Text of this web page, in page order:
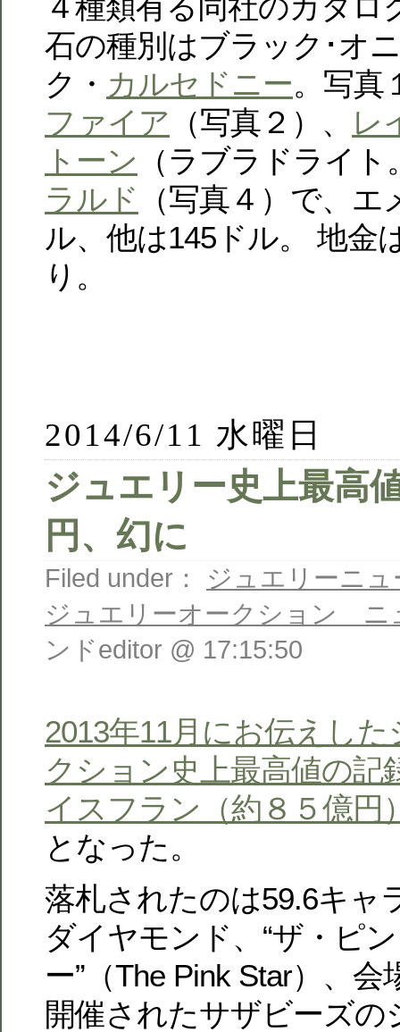
石の種別はブラック･オ
ク・ カルセドニー。写真
ファイア （写真２）、
レ
トーン （ラブラドライ
ラルド
（写真４）で、
ル、他は145ドル。 地金
り。
2014/6/11 水曜日
ジュエリー史上最高
円、幻に
Filed under： ジュエリーニュ
ジュエリーオークション ニ
ンドeditor @ 17:15:50
2013年11月にお伝えし
クション史上最高値の記
イスフラン（約８５億円
となった。
落札されたのは59.6キャ
ダイヤモンド、“ザ・ピ
ー”（The Pink Star）、
開催されたサザビーズの